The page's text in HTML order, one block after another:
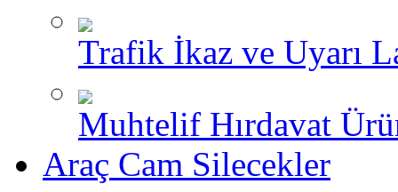
Trafik İkaz ve Uyarı
Muhtelif Hırdavat
Araç Cam Silecekler